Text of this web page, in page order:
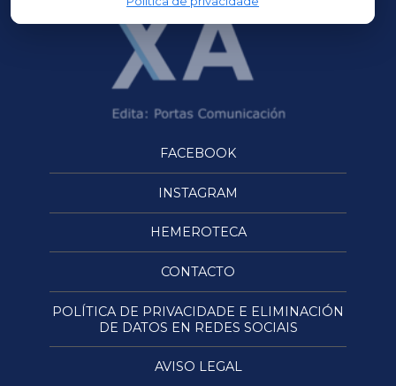
FACEBOOK
INSTAGRAM
HEMEROTECA
CONTACTO
POLÍTICA DE PRIVACIDADE E ELIMINACIÓN
DE DATOS EN REDES SOCIAIS
AVISO LEGAL